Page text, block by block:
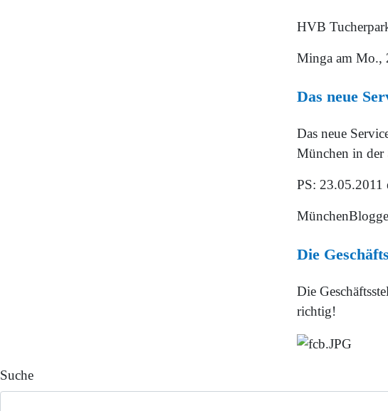
HVB
Minga am Mo.,
Das neue
Das neue
München in der
PS: 23.05.2011
Die
Die
richtig!
Suche